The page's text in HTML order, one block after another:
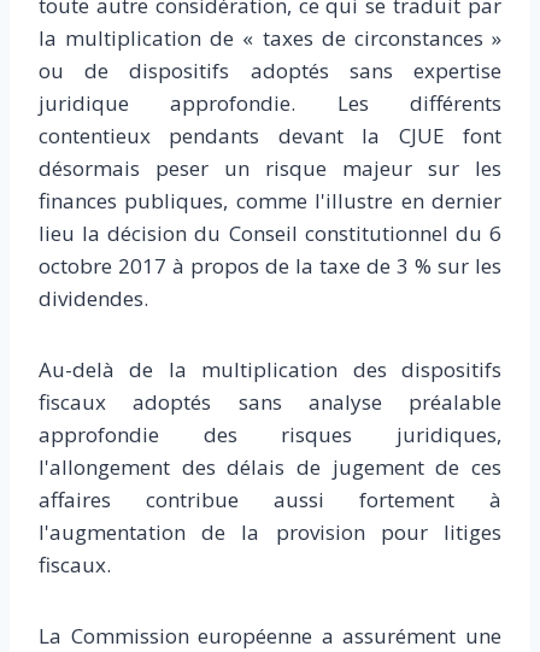
toute autre considération, ce qui se traduit par
la multiplication de « taxes de circonstances »
ou de dispositifs adoptés sans expertise
juridique approfondie. Les différents
contentieux pendants devant la CJUE font
désormais peser un risque majeur sur les
finances publiques, comme l'illustre en dernier
lieu la décision du Conseil constitutionnel du 6
octobre 2017 à propos de la taxe de 3 % sur les
dividendes.
Au-delà de la multiplication des dispositifs
fiscaux adoptés sans analyse préalable
approfondie des risques juridiques,
l'allongement des délais de jugement de ces
affaires contribue aussi fortement à
l'augmentation de la provision pour litiges
fiscaux.
La Commission européenne a assurément une